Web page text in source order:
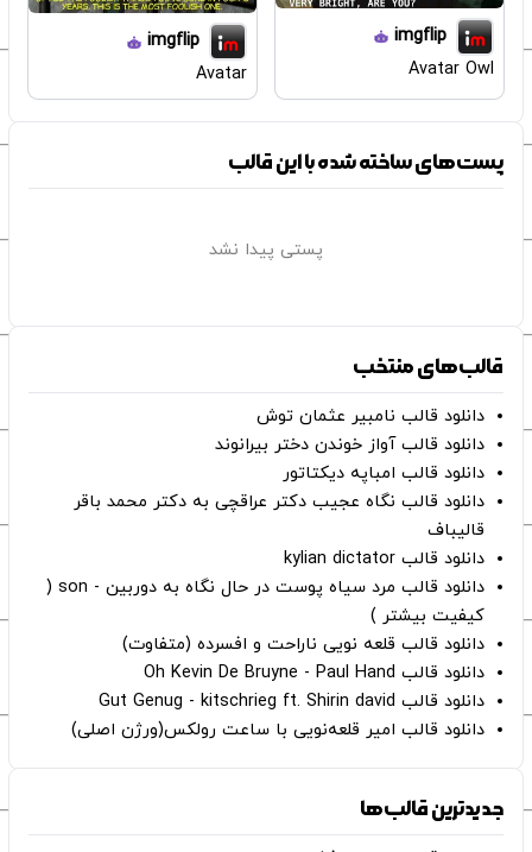
imgflip
Avatar Owl
imgflip
Avatar
پست‌های ساخته شده با این قالب
پستی پیدا نشد
قالب‌های منتخب
دانلود قالب نامبیر عثمان ‌توش
دانلود قالب آواز خوندن دختر بیرانوند
دانلود قالب امباپه دیکتاتور
دانلود قالب نگاه عجیب دکتر عراقچی به دکتر محمد باقر
قالیباف
دانلود قالب kylian dictator
دانلود قالب مرد سیاه پوست در حال نگاه به دوربین - son (
کیفیت بیشتر )
دانلود قالب قلعه نویی ناراحت و افسرده (متفاوت)
دانلود قالب Oh Kevin De Bruyne - Paul Hand
دانلود قالب Gut Genug - kitschrieg ft. Shirin david
دانلود قالب امیر قلعه‌نویی با ساعت رولکس(ورژن اصلی)
جدیدترین قالب‌ها